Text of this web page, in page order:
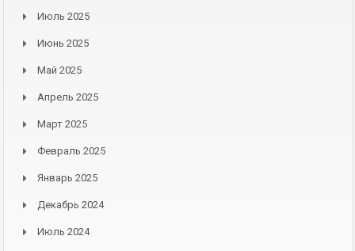
Июль 2025
Июнь 2025
Май 2025
Апрель 2025
Март 2025
Февраль 2025
Январь 2025
Декабрь 2024
Июль 2024